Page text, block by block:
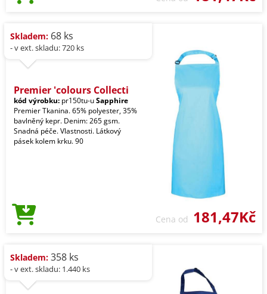
Skladem: 68 ks
- v ext. skladu: 720 ks
Premier 'colours Collecti
kód výrobku: pr150tu-uSapphire
Premier Tkanina. 65% polyester, 35%
bavlněný kepr. Denim: 265 gsm.
Snadná péče. Vlastnosti. Látkový
pásek kolem krku. 90
Cena od 181,47Kč
Skladem: 358 ks
- v ext. skladu: 1.440 ks